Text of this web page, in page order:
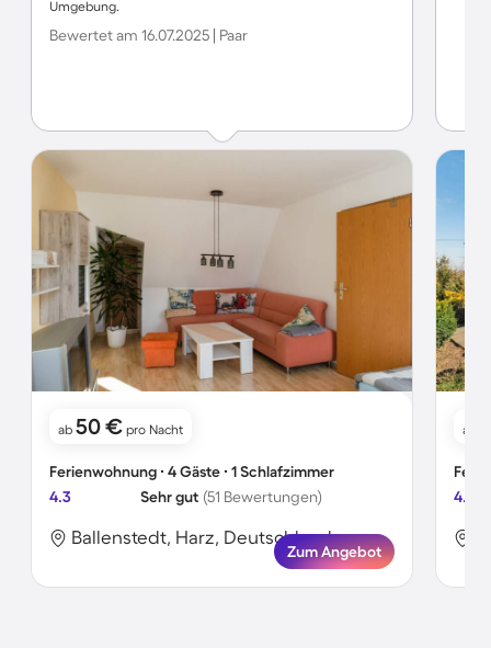
Umgebung.
Bewertet am 16.07.2025 | Paar
ab 50 € pro Nacht
Ferienwohnung ∙ 4 Gäste ∙ 1 Schlafzimmer
4.3
Sehr gut (51 Bewertungen)
Ballenstedt, Harz, Deutschland
Zum Angebot
ab
4.5